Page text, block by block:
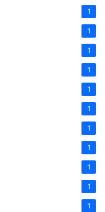
1
1
1
1
1
1
1
1
1
1
1